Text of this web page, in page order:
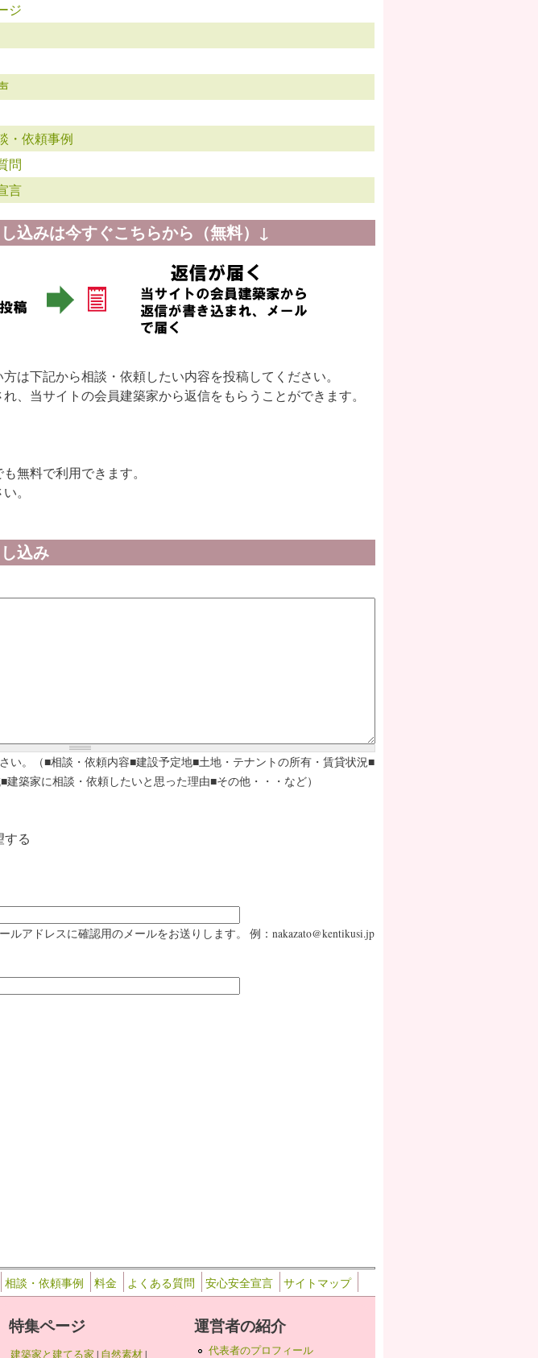
ジ
・依頼事例
問
言
込みは今すぐこちらから（無料）↓
は下記から相談・依頼したい内容を投稿してください。
、当サイトの会員建築家から返信をもらうことができます。
無料で利用できます。
。
込み
い。（■相談・依頼内容■建設予定地■土地・テナントの所有・賃貸状況■
築家に相談・依頼したいと思った理由■その他・・・など）
する
アドレスに確認用のメールをお送りします。 例：nakazato@kentikusi.jp
相談・依頼事例 料金 よくある質問 安心安全宣言 サイトマップ
特集ページ
建築家と建てる家 | 自然素材|
運営者の紹介
代表者のプロフィール